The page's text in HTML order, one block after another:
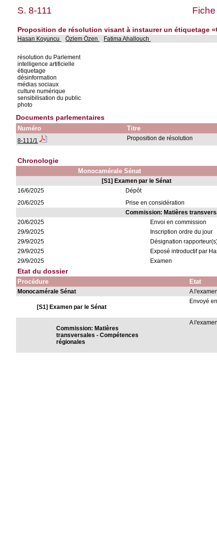
S. 8-111
Proposition de résolution visant à instaurer un étiquetage
Hasan Koyuncu Özlem Özen Fatima Ahallouch
résolution du Parlement
intelligence artificielle
étiquetage
désinformation
médias sociaux
culture numérique
sensibilisation du public
photo
Documents parlementaires
Numéro Titre
8-111/1 Proposition de résolution
Chronologie
Monocamérale Sénat
[S1] Examen par le Sénat
16/6/2025
Dépôt
20/6/2025
Prise en considération
Commission: Matières
20/6/2025
Envoi en commission
29/9/2025
Inscription ordre du jour
29/9/2025
Désignation
29/9/2025
Exposé introductif par
29/9/2025
Examen
Etat du dossier
Procédure Etat
Monocamérale Sénat A
[S1] Examen par le Sénat
Envoyé
Commission: Matières
transversales - Compétences
régionales
A